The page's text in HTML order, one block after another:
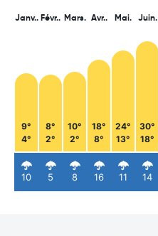
Janv..
9°
4°
10
Févr..
8°
2°
5
Mars.
10°
2°
8
Avr..
18°
8°
16
Mai.
24°
13°
11
Juin.
30°
18°
14